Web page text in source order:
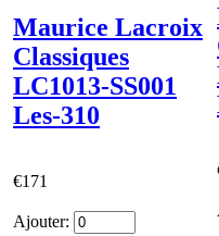
Maurice Lacroix
Classiques
LC1013-SS001
Les-310
€171
Ajouter: